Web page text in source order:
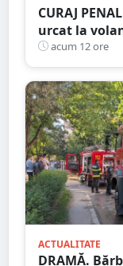
CURAJ
urcat la
Satu Mare
acum 12 ore
ACTUALITATE
DRAMĂ.